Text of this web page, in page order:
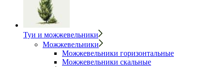
Туи и можжевельники
Можжевельники
Можжевельники горизонтальные
Можжевельники скальные